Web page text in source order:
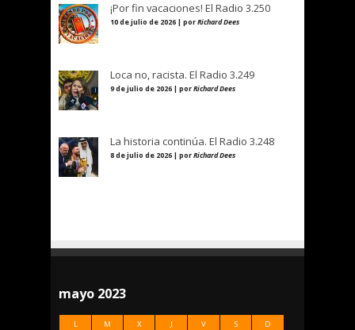
¡Por fin vacaciones! El Radio 3.250
10 de julio de 2026 | porRichard Dees
Loca no, racista. El Radio 3.249
9 de julio de 2026 | porRichard Dees
La historia continúa. El Radio 3.248
8 de julio de 2026 | porRichard Dees
mayo 2023
L M X J V S D